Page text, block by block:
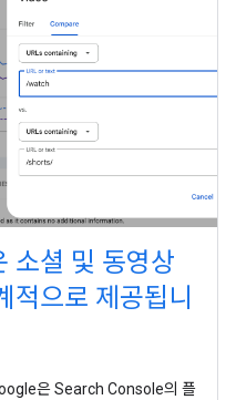
소셜 및 동영상
적으로 제공됩니
은 Search Console의 플